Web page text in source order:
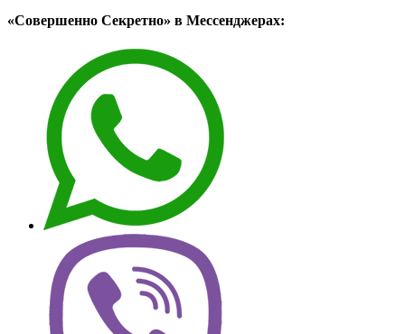
«Совершенно Секретно» в Мессенджерах: